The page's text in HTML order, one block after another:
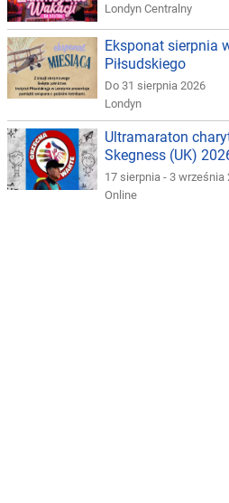
Londyn Centralny
Eksponat sierpnia
Piłsudskiego
Do 31 sierpnia 2026
Londyn
Ultramaraton
Skegness (UK)
17 sierpnia - 3 września
Online